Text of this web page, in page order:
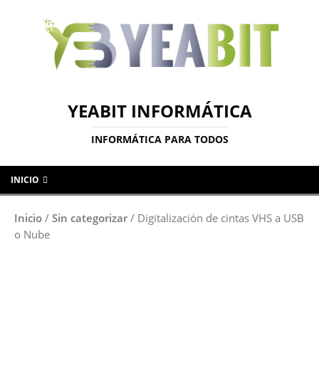
YEABIT INFORMÁTICA
INFORMÁTICA PARA TODOS
INICIO
Inicio / Sin categorizar / Digitalización de cintas VHS a USB
o Nube